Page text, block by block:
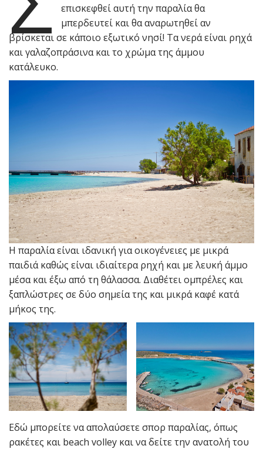
επισκεφθεί αυτή την παραλία θα
μπερδευτεί και θα αναρωτηθεί αν
βρίσκεται σε κάποιο εξωτικό νησί! Τα νερά είναι ρηχά
και γαλαζοπράσινα και το χρώμα της άμμου
κατάλευκο.
Η παραλία είναι ιδανική για οικογένειες με μικρά
παιδιά καθώς είναι ιδιαίτερα ρηχή και με λευκή άμμο
μέσα και έξω από τη θάλασσα. Διαθέτει ομπρέλες και
ξαπλώστρες σε δύο σημεία της και μικρά καφέ κατά
μήκος της.
Εδώ μπορείτε να απολαύσετε σπορ παραλίας, όπως
ρακέτες και beach volley και να δείτε την ανατολή του